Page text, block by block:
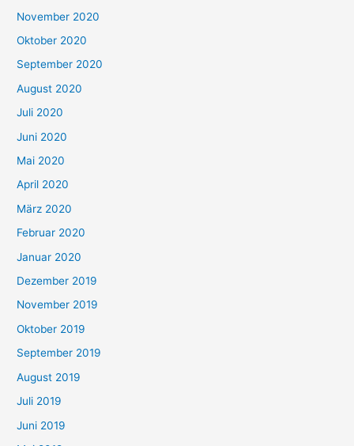
November 2020
Oktober 2020
September 2020
August 2020
Juli 2020
Juni 2020
Mai 2020
April 2020
März 2020
Februar 2020
Januar 2020
Dezember 2019
November 2019
Oktober 2019
September 2019
August 2019
Juli 2019
Juni 2019